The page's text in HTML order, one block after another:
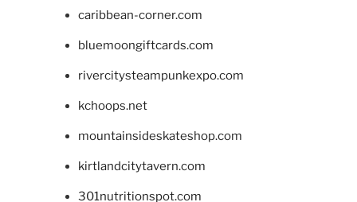
caribbean-corner.com
bluemoongiftcards.com
rivercitysteampunkexpo.com
kchoops.net
mountainsideskateshop.com
kirtlandcitytavern.com
301nutritionspot.com